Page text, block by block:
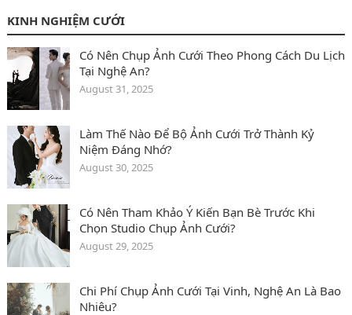
KINH NGHIỆM CƯỚI
Có Nên Chụp Ảnh Cưới Theo Phong Cách Du Lịch
Tại Nghệ An?
August 31, 2025
Làm Thế Nào Để Bộ Ảnh Cưới Trở Thành Kỷ
Niệm Đáng Nhớ?
August 30, 2025
Có Nên Tham Khảo Ý Kiến Bạn Bè Trước Khi
Chọn Studio Chụp Ảnh Cưới?
August 29, 2025
Chi Phí Chụp Ảnh Cưới Tại Vinh, Nghệ An Là Bao
Nhiêu?